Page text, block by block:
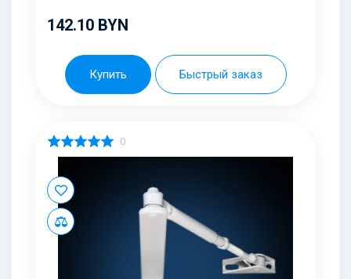
142.10 BYN
Купить Быстрый заказ
0